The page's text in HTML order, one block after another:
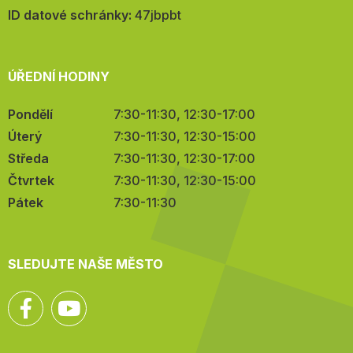
mail:
ID datové schránky: 47jbpbt
ÚŘEDNÍ HODINY
Pondělí
7:30-11:30, 12:30-17:00
Úterý
7:30-11:30, 12:30-15:00
Středa
7:30-11:30, 12:30-17:00
Čtvrtek
7:30-11:30, 12:30-15:00
Pátek
7:30-11:30
SLEDUJTE NAŠE MĚSTO
Facebook